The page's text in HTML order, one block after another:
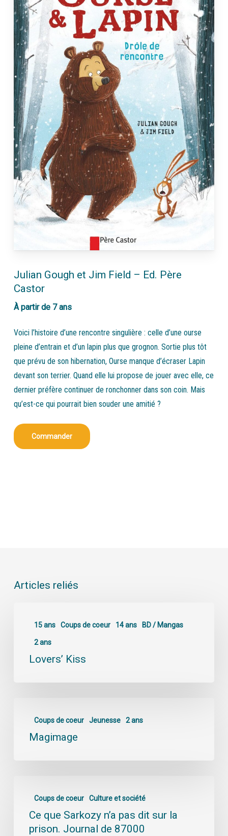
Julian Gough et Jim Field – Ed. Père
Castor
À partir de 7 ans
Voici l’histoire d’une rencontre singulière : celle d’une ourse
pleine d’entrain et d’un lapin plus que grognon. Sortie plus tôt
que prévu de son hibernation, Ourse manque d’écraser Lapin
devant son terrier. Quand elle lui propose de jouer avec elle, ce
dernier préfère continuer de ronchonner dans son coin. Mais
qu’est-ce qui pourrait bien souder une amitié ?
Commander
Articles reliés
15 ans Coups de coeur 14 ans BD / Mangas
2 ans
Lovers’ Kiss
Coups de coeur Jeunesse 2 ans
Magimage
Coups de coeur Culture et société
Ce que Sarkozy n’a pas dit sur la
prison. Journal de 87000